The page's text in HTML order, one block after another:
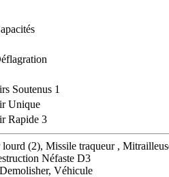
Soutenus 1
Unique
Rapide 3
(2), Missile traqueur ,
Néfaste D3
Véhicule